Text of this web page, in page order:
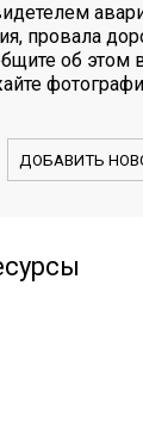
провала
об этом
ДОБАВИТЬ